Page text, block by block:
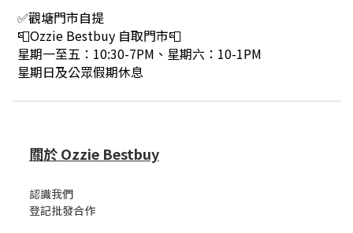
✅觀塘門市自提
📮Ozzie Bestbuy 自取門市📮
星期一至五：10:30-7PM、星期六：10-1PM
星期日及公眾假期休息
關於 Ozzie Bestbuy
認識我們
登記批發合作